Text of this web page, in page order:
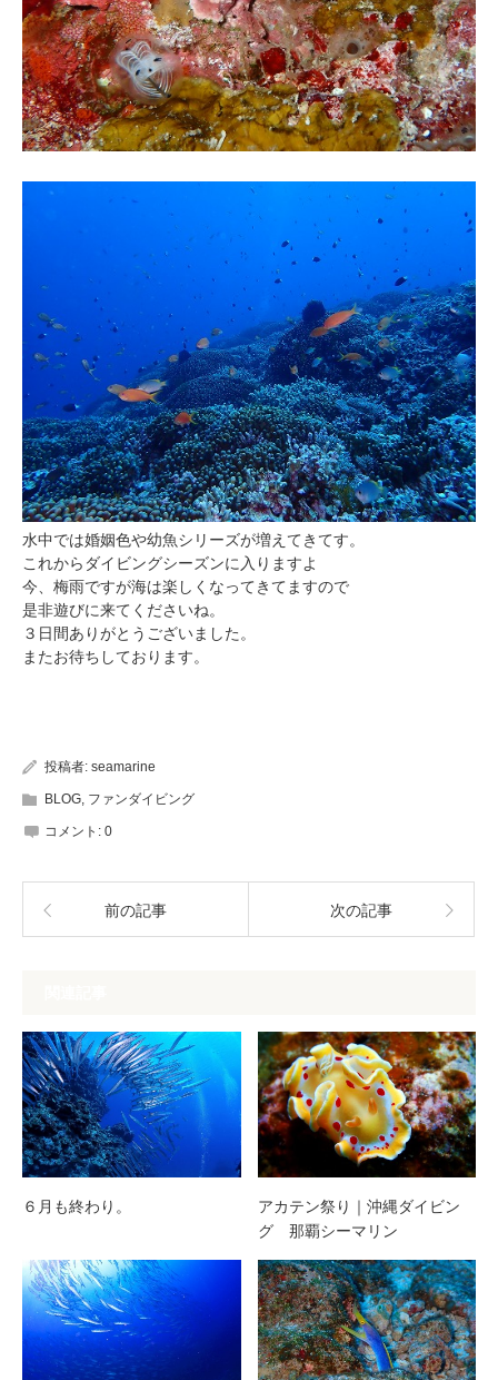
水中では婚姻色や幼魚シリーズが増えてきてす。
これからダイビングシーズンに入りますよ
今、梅雨ですが海は楽しくなってきてますので
是非遊びに来てくださいね。
３日間ありがとうございました。
またお待ちしております。
投稿者: seamarine
BLOG, ファンダイビング
コメント: 0
前の記事 次の記事
６月も終わり。
アカテン祭り｜沖縄ダイビン
グ 那覇シーマリン